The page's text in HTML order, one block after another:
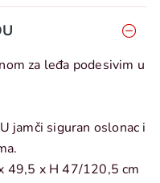
za leđa podesivim u
jamči siguran oslonac i
49,5 x H 47/120,5 cm